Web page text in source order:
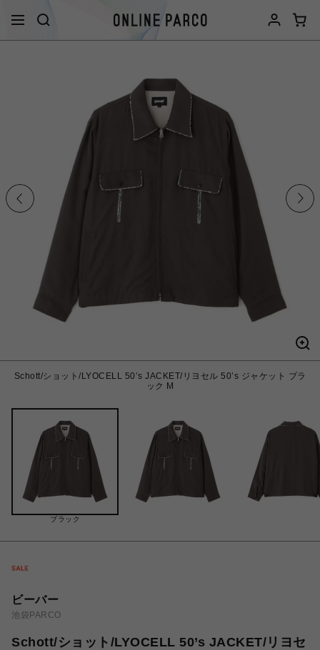
Schott/ショット/LYOCELL 50’s JACKET/リヨセル 50’s ジャケット ブラ
ック M
ブラック
ビーバー
池袋PARCO
Schott/ショット/LYOCELL 50’s JACKET/リヨセ